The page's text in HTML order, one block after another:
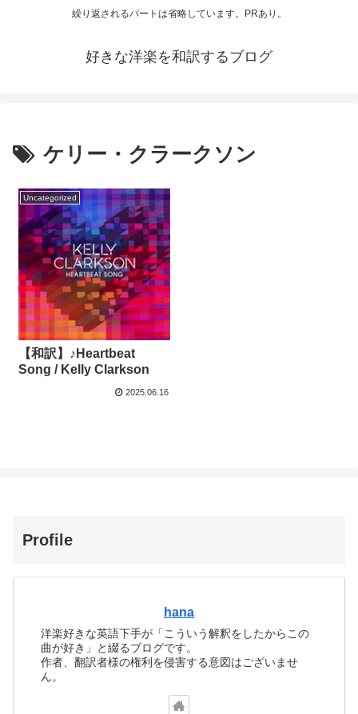
繰り返されるパートは省略しています。PRあり。
好きな洋楽を和訳するブログ
ケリー・クラークソン
Uncategorized
【和訳】♪Heartbeat
Song / Kelly Clarkson
2025.06.16
Profile
hana
洋楽好きな英語下手が「こういう解釈をしたからこの
曲が好き」と綴るブログです。
作者、翻訳者様の権利を侵害する意図はございませ
ん。